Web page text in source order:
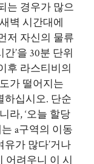
는 경우가 많으
벽 시간대에
저 자신의 물류
’을 30분 단위
후 라스티비의
가 떨어지는
하십시오. 단순
라, ‘오늘 할당
a구역의 이동
가 많다’거나
어려우니 이 시